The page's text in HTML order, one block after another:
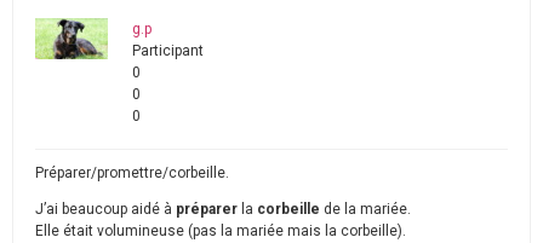
g.p
Participant
0
0
0
Préparer/promettre/corbeille.
J’ai beaucoup aidé à préparer la corbeille de la mariée.
Elle était volumineuse (pas la mariée mais la corbeille).